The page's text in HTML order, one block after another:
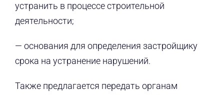
устранить в процессе строительной
деятельности;
— основания для определения застройщику
срока на устранение нарушений.
Также предлагается передать органам